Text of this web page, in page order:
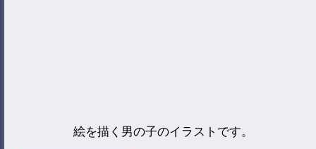
絵を描く男の子のイラストです。